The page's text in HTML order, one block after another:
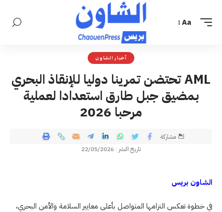
Aa
أخبار الشاون
AML تحتضن تمرينا دوليا للإنقاذ البحري
بمضيق جبل طارق استعدادا لعملية
مرحبا 2026
تاريخ النشر : 22/05/2026
مشاركة
الشاون بريس
في خطوة تعكس التزامها المتواصل بأعلى معايير السلامة والأمن البحري،